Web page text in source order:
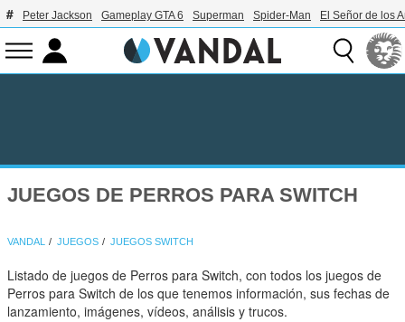
Peter Jackson Gameplay GTA 6 Superman Spider-Man El Señor de los
JUEGOS DE PERROS PARA SWITCH
VANDAL JUEGOS JUEGOS SWITCH
Listado de juegos de Perros para Switch, con todos los juegos de
Perros para Switch de los que tenemos información, sus fechas de
lanzamiento, imágenes, vídeos, análisis y trucos.